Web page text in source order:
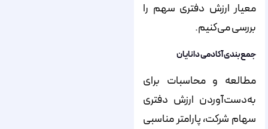
معیار ارزش دفتری سهم را
بررسی می‌کنیم.
جمع‌بندی آکادمی دانایان
مطالعه‌ و محاسبات برای
به‌دست‌آوردن ارزش دفتری
سهام شرکت، پارامتر مناسبی